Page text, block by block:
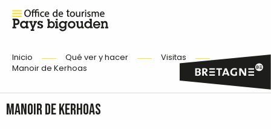
Inicio Qué ver y hacer
Visitas
Manoir de Kerhoas
Manoir de Kerhoas